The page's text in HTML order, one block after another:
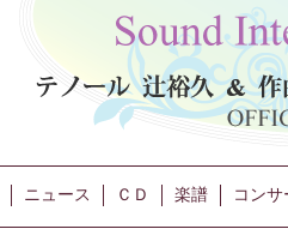
ニュース ＣＤ 楽譜 コン